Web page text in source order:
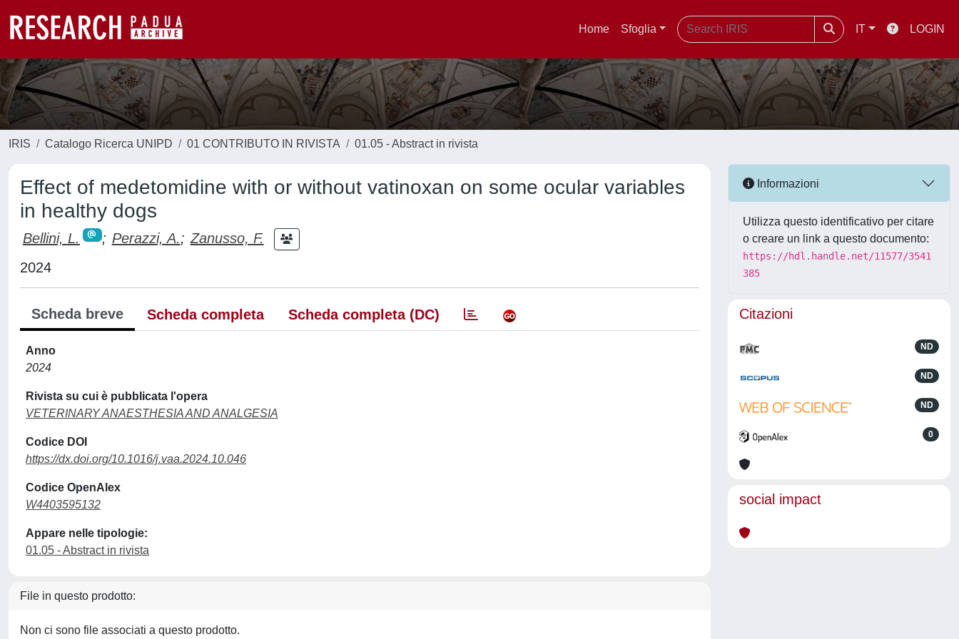
Home Sfoglia IT LOGIN
IRIS Catalogo Ricerca UNIPD 01 CONTRIBUTO IN RIVISTA 01.05 - Abstract in rivista
Effect of medetomidine with or without vatinoxan on some ocular variables
in healthy dogs
Bellini, L. ; Perazzi, A.; Zanusso, F.
2024
Scheda breve Scheda completa Scheda completa (DC)
Anno
2024
Rivista su cui è pubblicata l'opera
VETERINARY ANAESTHESIA AND ANALGESIA
Codice DOI
https://dx.doi.org/10.1016/j.vaa.2024.10.046
Codice OpenAlex
W4403595132
Appare nelle tipologie:
01.05 - Abstract in rivista
File in questo prodotto:
Non ci sono file associati a questo prodotto.
Informazioni
Utilizza questo identificativo per citare
o creare un link a questo documento:
https://hdl.handle.net/11577/3541
385
Citazioni
ND
ND
ND
0
social impact